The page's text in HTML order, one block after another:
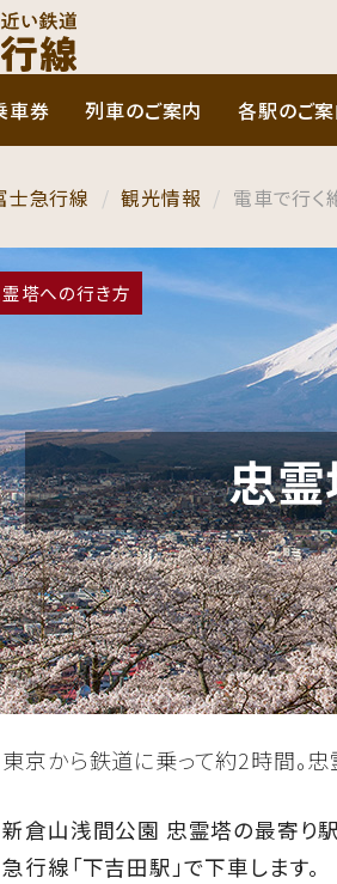
車券 列車のご案内 各駅のご
士急行線 観光情報 電車で行く
塔への行き方
忠
東京から鉄道に乗って約2時間。
新倉山浅間公園 忠霊塔の最寄り
急行線「下吉田駅」で下車します。